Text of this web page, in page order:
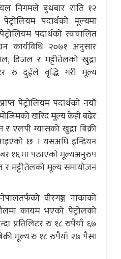
निगमले बुधबार राति १२
पदार्थको मूल्यमा
पदार्थको स्वचालित
कार्यविधि २०७१ अनुसार
डिजल र मट्टीतेलको खुद्रा
रु दुईले वृद्धि गरी मूल्य
पेट्रोलियम पदार्थको नयाँ
खरिद मूल्य केही बढेर
एलपी ग्यासको खुद्रा बिक्री
छ । यसअघि इन्डियन
१६ मा पठाएको मूल्यअनुरुप
मट्टीतेलको मूल्य समायोजन
वीरगञ्ज नाकाको
कायम भएको पेट्रोलको
प्रतिलिटर रु १८ रुपैयाँ ६७
मूल्य रु १८ रुपैयाँ २७ पैसा